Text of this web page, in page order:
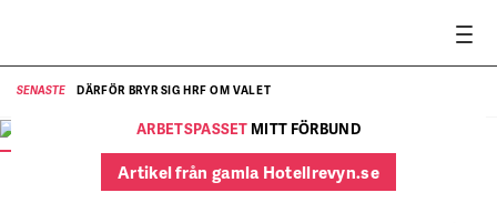
SENASTE DÄRFÖR BRYR SIG HRF OM VALET
Junice Muranius, Marie Stang och Ola Löfquist på HRF-kontoret
i Växjö.
FOTO:
Mats Samuelsson
ARBETSPASSET MITT FÖRBUND
Artikel från gamla Hotellrevyn.se